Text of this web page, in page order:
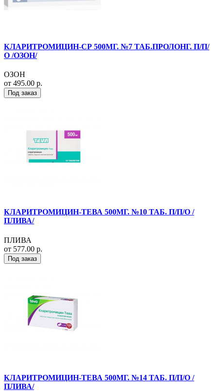
КЛАРИТРОМИЦИН-СР 500МГ. №7 ТАБ.ПРОЛОНГ. П/П/
О /ОЗОН/
ОЗОН
от 495.00 р.
Под заказ
КЛАРИТРОМИЦИН-ТЕВА 500МГ. №10 ТАБ. П/П/О /
ПЛИВА/
ПЛИВА
от 577.00 р.
Под заказ
КЛАРИТРОМИЦИН-ТЕВА 500МГ. №14 ТАБ. П/П/О /
ПЛИВА/